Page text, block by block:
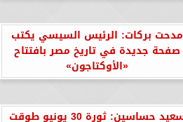
مدحت بركات: الرئيس السيسي يكتب
صفحة جديدة في تاريخ مصر بافتتاح
«الأوكتاجون»
سعيد حساسين: ثورة 30 يونيو طوقت